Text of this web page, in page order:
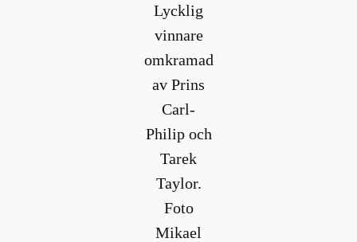
Lycklig
vinnare
omkramad
av Prins
Carl-
Philip och
Tarek
Taylor.
Foto
Mikael